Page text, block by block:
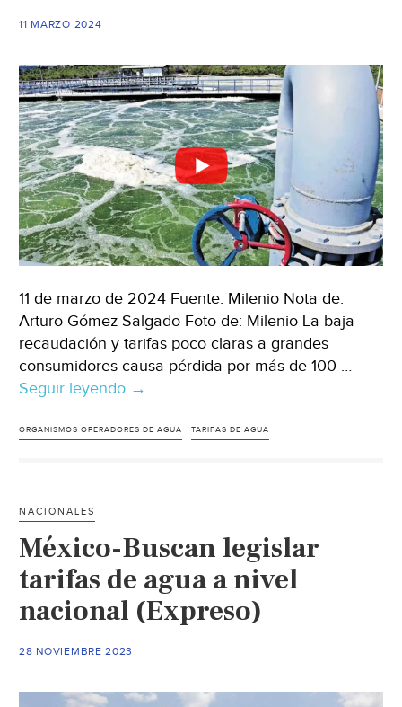
11 MARZO 2024
11 de marzo de 2024 Fuente: Milenio Nota de:
Arturo Gómez Salgado Foto de: Milenio La baja
recaudación y tarifas poco claras a grandes
consumidores causa pérdida por más de 100 …
Seguir leyendo México-
99%
enfrenta
(Milenio)
→
ORGANISMOS OPERADORES DE AGUA TARIFAS DE AGUA
NACIONALES
México-Buscan legislar
tarifas de agua a nivel
nacional (Expreso)
28 NOVIEMBRE 2023